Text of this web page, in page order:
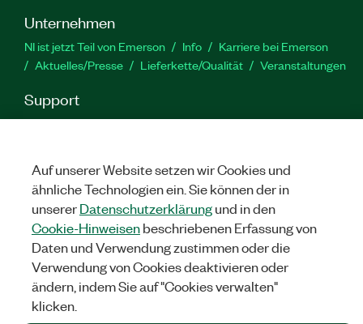
Unternehmen
NI ist jetzt Teil von Emerson Info
Karriere bei Emerson
Aktuelles/Presse
Lieferkette/Qualität Veranstaltungen
Support
Downloads Produktdokumentation
Diskussionsforen
YouTube
Twitter
RECHTLICHE HINWEISE
©NATIONAL INSTRUMENTS CORP. ALLE RECHTE VORBEHALTEN.
Auf unserer Website setzen wir Cookies und
ähnliche Technologien ein. Sie können der in
unsererDatenschutzerklärungund in den
Cookie-Hinweisenbeschriebenen Erfassung von
Daten und Verwendung zustimmen oder die
Verwendung von Cookies deaktivieren oder
ändern, indem Sie auf "Cookies verwalten"
klicken.